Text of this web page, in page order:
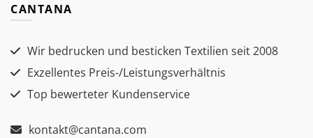
CANTANA
Wir bedrucken und besticken Textilien seit 2008
Exzellentes Preis-/Leistungsverhältnis
Top bewerteter Kundenservice
kontakt@cantana.com